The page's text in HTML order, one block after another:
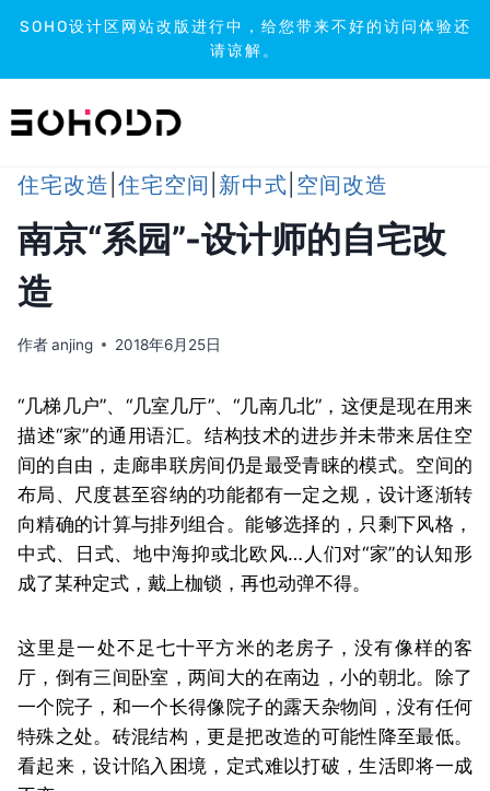
SOHO设计区网站改版进行中，给您带来不好的访问体验还
请谅解。
到
住宅改造 住宅空间 新中式 空间改造
南京“系园”-设计师的自宅改
造
作者anjing 2018年6月25日
“几梯几户”、“几室几厅”、“几南几北”，这便是现在用来
描述“家”的通用语汇。结构技术的进步并未带来居住空
间的自由，走廊串联房间仍是最受青睐的模式。空间的
布局、尺度甚至容纳的功能都有一定之规，设计逐渐转
向精确的计算与排列组合。能够选择的，只剩下风格，
中式、日式、地中海抑或北欧风…人们对“家”的认知形
成了某种定式，戴上枷锁，再也动弹不得。
这里是一处不足七十平方米的老房子，没有像样的客
厅，倒有三间卧室，两间大的在南边，小的朝北。除了
一个院子，和一个长得像院子的露天杂物间，没有任何
特殊之处。砖混结构，更是把改造的可能性降至最低。
看起来，设计陷入困境，定式难以打破，生活即将一成